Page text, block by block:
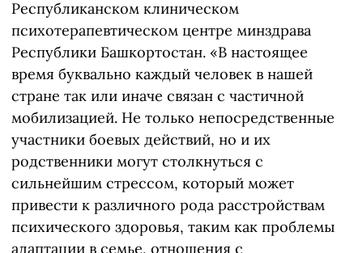
Республиканском клиническом
психотерапевтическом центре минздрава
Республики Башкортостан. «В настоящее
время буквально каждый человек в нашей
стране так или иначе связан с частичной
мобилизацией. Не только непосредственные
участники боевых действий, но и их
родственники могут столкнуться с
сильнейшим стрессом, который может
привести к различного рода расстройствам
психического здоровья, таким как проблемы
адаптации в семье, отношения с